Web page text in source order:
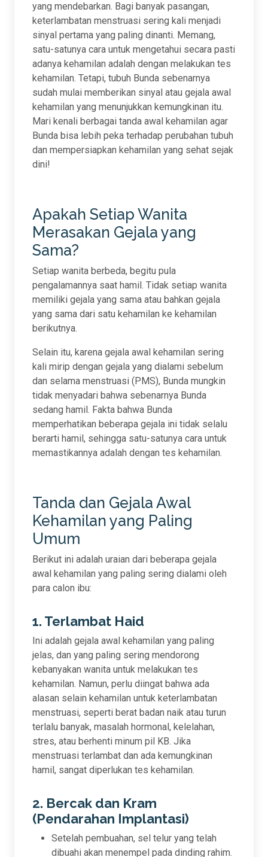
yang mendebarkan. Bagi banyak pasangan,
keterlambatan menstruasi sering kali menjadi
sinyal pertama yang paling dinanti. Memang,
satu-satunya cara untuk mengetahui secara pasti
adanya kehamilan adalah dengan melakukan tes
kehamilan. Tetapi, tubuh Bunda sebenarnya
sudah mulai memberikan sinyal atau gejala awal
kehamilan yang menunjukkan kemungkinan itu.
Mari kenali berbagai tanda awal kehamilan agar
Bunda bisa lebih peka terhadap perubahan tubuh
dan mempersiapkan kehamilan yang sehat sejak
dini!
Apakah Setiap Wanita
Merasakan Gejala yang
Sama?
Setiap wanita berbeda, begitu pula
pengalamannya saat hamil. Tidak setiap wanita
memiliki gejala yang sama atau bahkan gejala
yang sama dari satu kehamilan ke kehamilan
berikutnya.
Selain itu, karena gejala awal kehamilan sering
kali mirip dengan gejala yang dialami sebelum
dan selama menstruasi (PMS), Bunda mungkin
tidak menyadari bahwa sebenarnya Bunda
sedang hamil. Fakta bahwa Bunda
memperhatikan beberapa gejala ini tidak selalu
berarti hamil, sehingga satu-satunya cara untuk
memastikannya adalah dengan tes kehamilan.
Tanda dan Gejala Awal
Kehamilan yang Paling
Umum
Berikut ini adalah uraian dari beberapa gejala
awal kehamilan yang paling sering dialami oleh
para calon ibu:
1. Terlambat Haid
Ini adalah gejala awal kehamilan yang paling
jelas, dan yang paling sering mendorong
kebanyakan wanita untuk melakukan tes
kehamilan. Namun, perlu diingat bahwa ada
alasan selain kehamilan untuk keterlambatan
menstruasi, seperti berat badan naik atau turun
terlalu banyak, masalah hormonal, kelelahan,
stres, atau berhenti minum pil KB. Jika
menstruasi terlambat dan ada kemungkinan
hamil, sangat diperlukan tes kehamilan.
2. Bercak dan Kram
(Pendarahan Implantasi)
Setelah pembuahan, sel telur yang telah
dibuahi akan menempel pada dinding rahim.